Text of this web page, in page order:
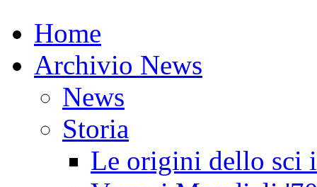
Home
Archivio News
News
Storia
Le origini dello sci